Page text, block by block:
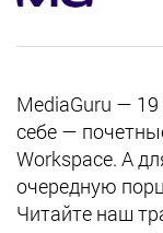
MediaGuru — 19
себе —
Workspace. А
очередную
Читайте наш